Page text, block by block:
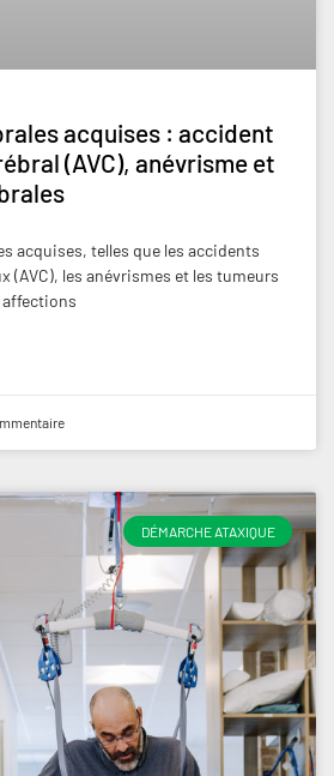
acquises : accident
(AVC), anévrisme et
acquises, telles que les accidents
(AVC), les anévrismes et les tumeurs
affections
DÉMARCHE ATAXIQUE